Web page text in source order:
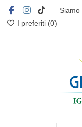
I preferiti (0)